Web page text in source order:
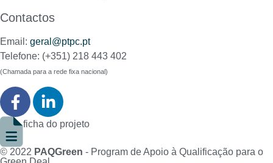
Contactos
Email: geral@ptpc.pt
Telefone: (+351) 218 443 402
(Chamada para a rede fixa nacional)
ficha do projeto
© 2022 PAQGreen - Program de Apoio à Qualificação para o